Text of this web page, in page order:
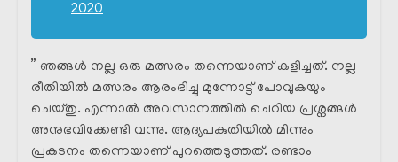
2020
” ഞങ്ങൾ നല്ല ഒരു മത്സരം തന്നെയാണ് കളിച്ചത്. നല്ല
രീതിയിൽ മത്സരം ആരംഭിച്ചു മുന്നോട്ട് പോവുകയും
ചെയ്തു. എന്നാൽ അവസാനത്തിൽ ചെറിയ പ്രശ്നങ്ങൾ
അനുഭവിക്കേണ്ടി വന്നു. ആദ്യപകുതിയിൽ മിന്നും
പ്രകടനം തന്നെയാണ് പുറത്തെടുത്തത്. രണ്ടാം